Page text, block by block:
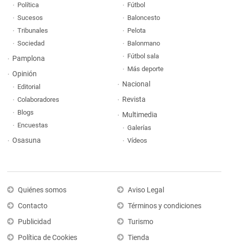
Política
Sucesos
Tribunales
Sociedad
Pamplona
Opinión
Editorial
Colaboradores
Blogs
Encuestas
Osasuna
Fútbol
Baloncesto
Pelota
Balonmano
Fútbol sala
Más deporte
Nacional
Revista
Multimedia
Galerías
Vídeos
Quiénes somos
Contacto
Publicidad
Política de Cookies
Aviso Legal
Términos y condiciones
Turismo
Tienda